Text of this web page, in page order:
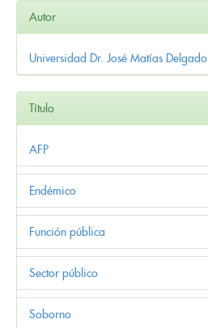
Autor
Universidad Dr. José Matías Delgado
Título
AFP
Endémico
Función pública
Sector público
Soborno